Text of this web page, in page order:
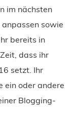
im nächsten
sowie
bereits in
dass ihr
setzt. Ihr
ein oder andere
Blogging-